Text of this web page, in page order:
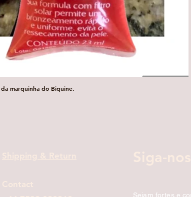
Visualização rápida
marquinha do Biquine.
Sejam fortes e